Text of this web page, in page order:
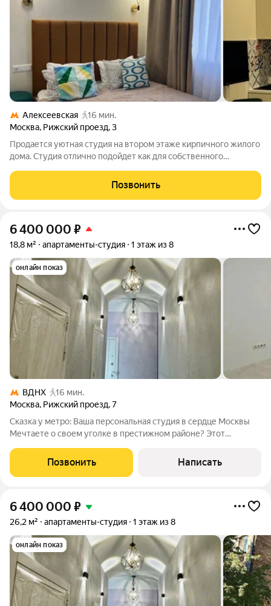
Алексеевская
16 мин.
Москва, Рижский проезд,3
Продается уютная студия на втором этаже кирпичного жилого
дома. Студия отлично подойдет как для собственного
стены толщиной 1 метр. Студия под ключ: отделка,
меблировка, бытовая техника,
Позвонить
6 400 000 ₽
18,8 м² апартаменты-студия 1 этаж из 8
онлайн показ
ВДНХ
16 мин.
Москва, Рижский проезд,7
Сказка у метро: Ваша персональная студия в сердце Москвы
Мечтаете о своем уголке в престижном районе? Этот
компактности и комфорта. Рижский проезд. Рядом ВДНХ и
Останкино. Почему это
Позвонить Написать
6 400 000 ₽
26,2 м² апартаменты-студия 1 этаж из 8
онлайн показ